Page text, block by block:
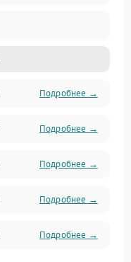
Подробнее →
Подробнее →
Подробнее →
Подробнее →
Подробнее →